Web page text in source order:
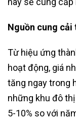
Nguồn cung cải
Từ hiệu ứng
hoạt động, giá
tăng ngay trong
những khu đô
5-10% so với